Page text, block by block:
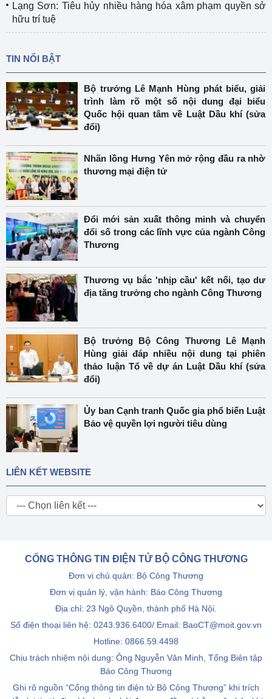
Lạng Sơn: Tiêu hủy nhiều hàng hóa xâm phạm quyền sở
hữu trí tuệ
TIN NỔI BẬT
Bộ trưởng Lê Mạnh Hùng phát biểu, giải
trình làm rõ một số nội dung đại biểu
Quốc hội quan tâm về Luật Dầu khí (sửa
đổi)
Nhãn lồng Hưng Yên mở rộng đầu ra nhờ
thương mại điện tử
Đổi mới sản xuất thông minh và chuyển
đổi số trong các lĩnh vực của ngành Công
Thương
Thương vụ bắc 'nhịp cầu' kết nối, tạo dư
địa tăng trưởng cho ngành Công Thương
Bộ trưởng Bộ Công Thương Lê Mạnh
Hùng giải đáp nhiều nội dung tại phiên
thảo luận Tổ về dự án Luật Dầu khí (sửa
đổi)
Ủy ban Cạnh tranh Quốc gia phổ biến Luật
Bảo vệ quyền lợi người tiêu dùng
LIÊN KẾT WEBSITE
CỔNG THÔNG TIN ĐIỆN TỬ BỘ CÔNG THƯƠNG
Đơn vị chủ quản: Bộ Công Thương
Đơn vị quản lý, vận hành: Báo Công Thương
Địa chỉ: 23 Ngô Quyền, thành phố Hà Nội.
Số điện thoại liên hệ: 0243.936.6400/ Email: BaoCT@moit.gov.vn
Hotline: 0866.59.4498
Chịu trách nhiệm nội dung: Ông Nguyễn Văn Minh, Tổng Biên tập
Báo Công Thương
Ghi rõ nguồn “Cổng thông tin điện tử Bộ Công Thương” khi trích